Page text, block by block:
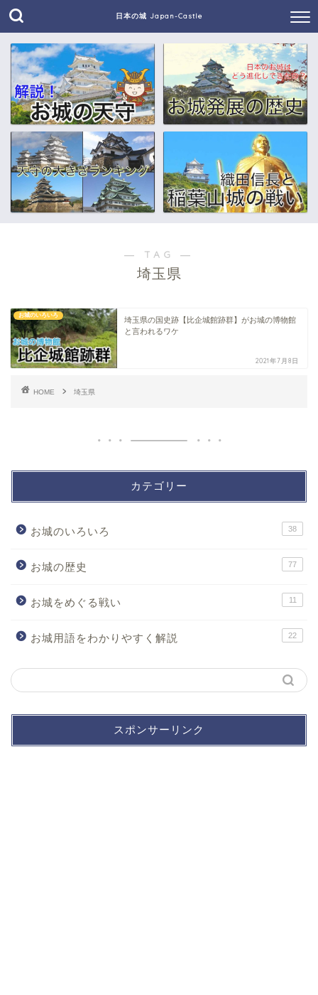
日本の城 Japan-Castle
― TAG ―
埼玉県
お城のいろいろ
埼玉県の国史跡【比企城館跡群】がお城の博物館
と言われるワケ
2021年7月8日
HOME 埼玉県
カテゴリー
お城のいろいろ 38
お城の歴史 77
お城をめぐる戦い 11
お城用語をわかりやすく解説 22
スポンサーリンク